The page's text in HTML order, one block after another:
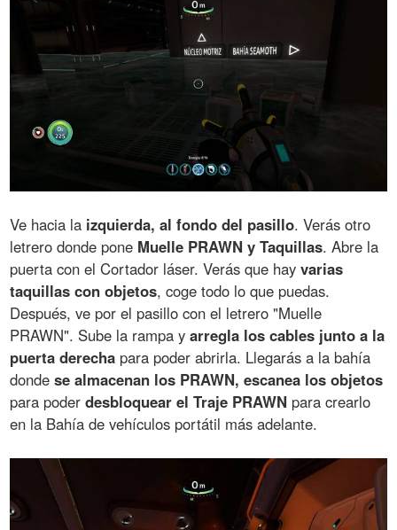
Ve hacia la izquierda, al fondo del pasillo. Verás otro
letrero donde pone Muelle PRAWN y Taquillas. Abre la
puerta con el Cortador láser. Verás que hayvarias
taquillas con objetos, coge todo lo que puedas.
Después, ve por el pasillo con el letrero "Muelle
PRAWN". Sube la rampa yarregla los cables junto a la
puerta derecha para poder abrirla. Llegarás a la bahía
dondese almacenan los PRAWN, escanea los objetos
para poderdesbloquear el Traje PRAWN para crearlo
en la Bahía de vehículos portátil más adelante.